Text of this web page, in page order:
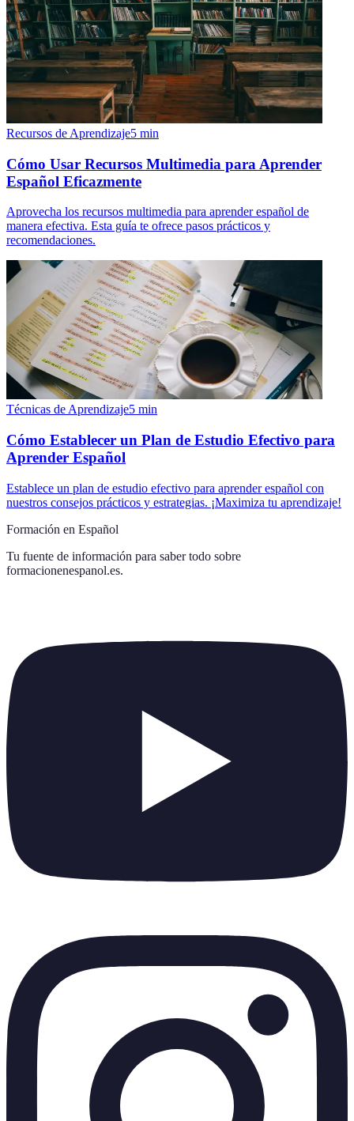
Recursos de Aprendizaje5 min
Cómo Usar Recursos Multimedia para Aprender
Español Eficazmente
Aprovecha los recursos multimedia para aprender español de
manera efectiva. Esta guía te ofrece pasos prácticos y
recomendaciones.
Técnicas de Aprendizaje5 min
Cómo Establecer un Plan de Estudio Efectivo para
Aprender Español
Establece un plan de estudio efectivo para aprender español con
nuestros consejos prácticos y estrategias. ¡Maximiza tu aprendizaje!
Formación en Español
Tu fuente de información para saber todo sobre
formacionenespanol.es.